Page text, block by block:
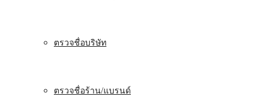
ตรวจชื่อบริษัท
ตรวจชื่อร้าน/แบรนด์